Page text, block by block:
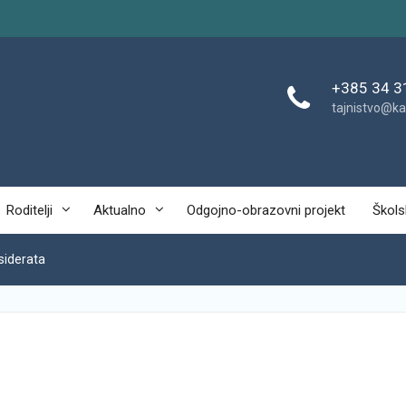
+385 34
Roditelji Aktualno Odgojno-obrazovni projekt